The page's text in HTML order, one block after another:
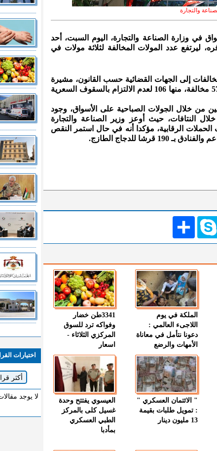
والتجارة
في وزارة الصناعة والتجارة، اليوم السبت، أحد
ليرتفع عدد المولات المخالفة لثلاثة مولات في
إلى الجهات القضائية حسب القانون، مشيرة
إلى أن عدد المخالفات بلغ منذ بداية رمضان 571 مخالفة، منها 106 لعدم الالتزام بالسقوف السعرية
من خلال الجولات الصباحية على الأسواق، وجود
النتافات، حيث أوعز وزير الصناعة والتجارة
الرقابية، مؤكدا أنه في حال استمر النقص
للدجاج الطازج.
انشر
الملكة في يوم
اللاجىء العالمي :
دعونا نتأمل في معاناة
الأمهات والرضع
3341طن خضار
وفواكه ترد للسوق
المركزي الثلاثاء -
اسعار
" الائتمان العسكري "
: تمويل طلبات بقيمة
13 مليون دينار
العيسوي يفتتح وحدة
غسيل كلى بالمركز
الطبي العسكري
بمأدبا
اختيارات
لا يوجد